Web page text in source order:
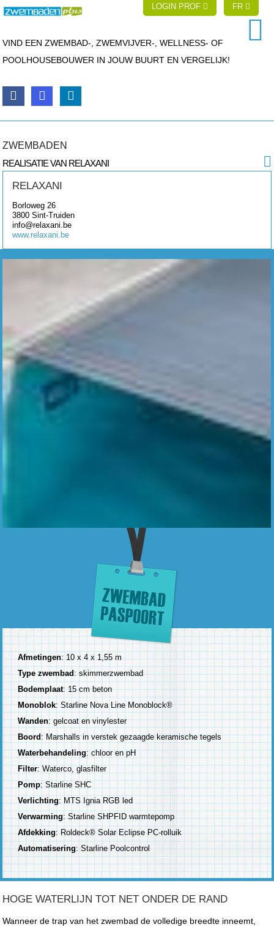
LOGIN PROF FR
VIND EEN ZWEMBAD-, ZWEMVIJVER-, WELLNESS- OF
POOLHOUSEBOUWER IN JOUW BUURT EN VERGELIJK!
ZWEMBADEN
REALISATIE VAN RELAXANI
RELAXANI
Borloweg 26
3800Sint-Truiden
info@relaxani.be
www.relaxani.be
Afmetingen: 10 x 4 x 1,55 m
Type zwembad: skimmerzwembad
Bodemplaat: 15 cm beton
Monoblok: Starline Nova Line Monoblock®
Wanden: gelcoat en vinylester
Boord : Marshalls in verstek gezaagde keramische tegels
Waterbehandeling: chloor en pH
Filter: Waterco, glasfilter
Pomp: Starline SHC
Verlichting: MTS Ignia RGB led
Verwarming: Starline SHPFID warmtepomp
Afdekking: Roldeck® Solar Eclipse PC-rolluik
Automatisering: Starline Poolcontrol
HOGE WATERLIJN TOT NET ONDER DE RAND
Wanneer de trap van het zwembad de volledige breedte inneemt,